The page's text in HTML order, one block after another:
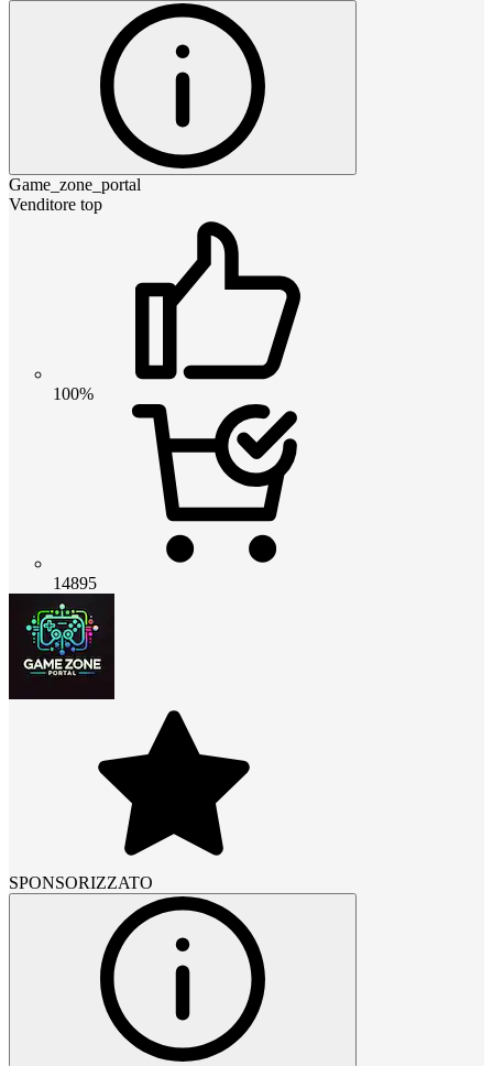
Game_zone_portal
Venditore top
100%
14895
SPONSORIZZATO